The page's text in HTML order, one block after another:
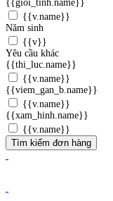
{{gioi_tinh.name}}
{{v.name}}
Năm sinh
{{v}}
Yêu cầu khác
{{thi_luc.name}}
{{v.name}}
{{viem_gan_b.name}}
{{v.name}}
{{xam_hinh.name}}
{{v.name}}
Tìm kiếm đơn hàng